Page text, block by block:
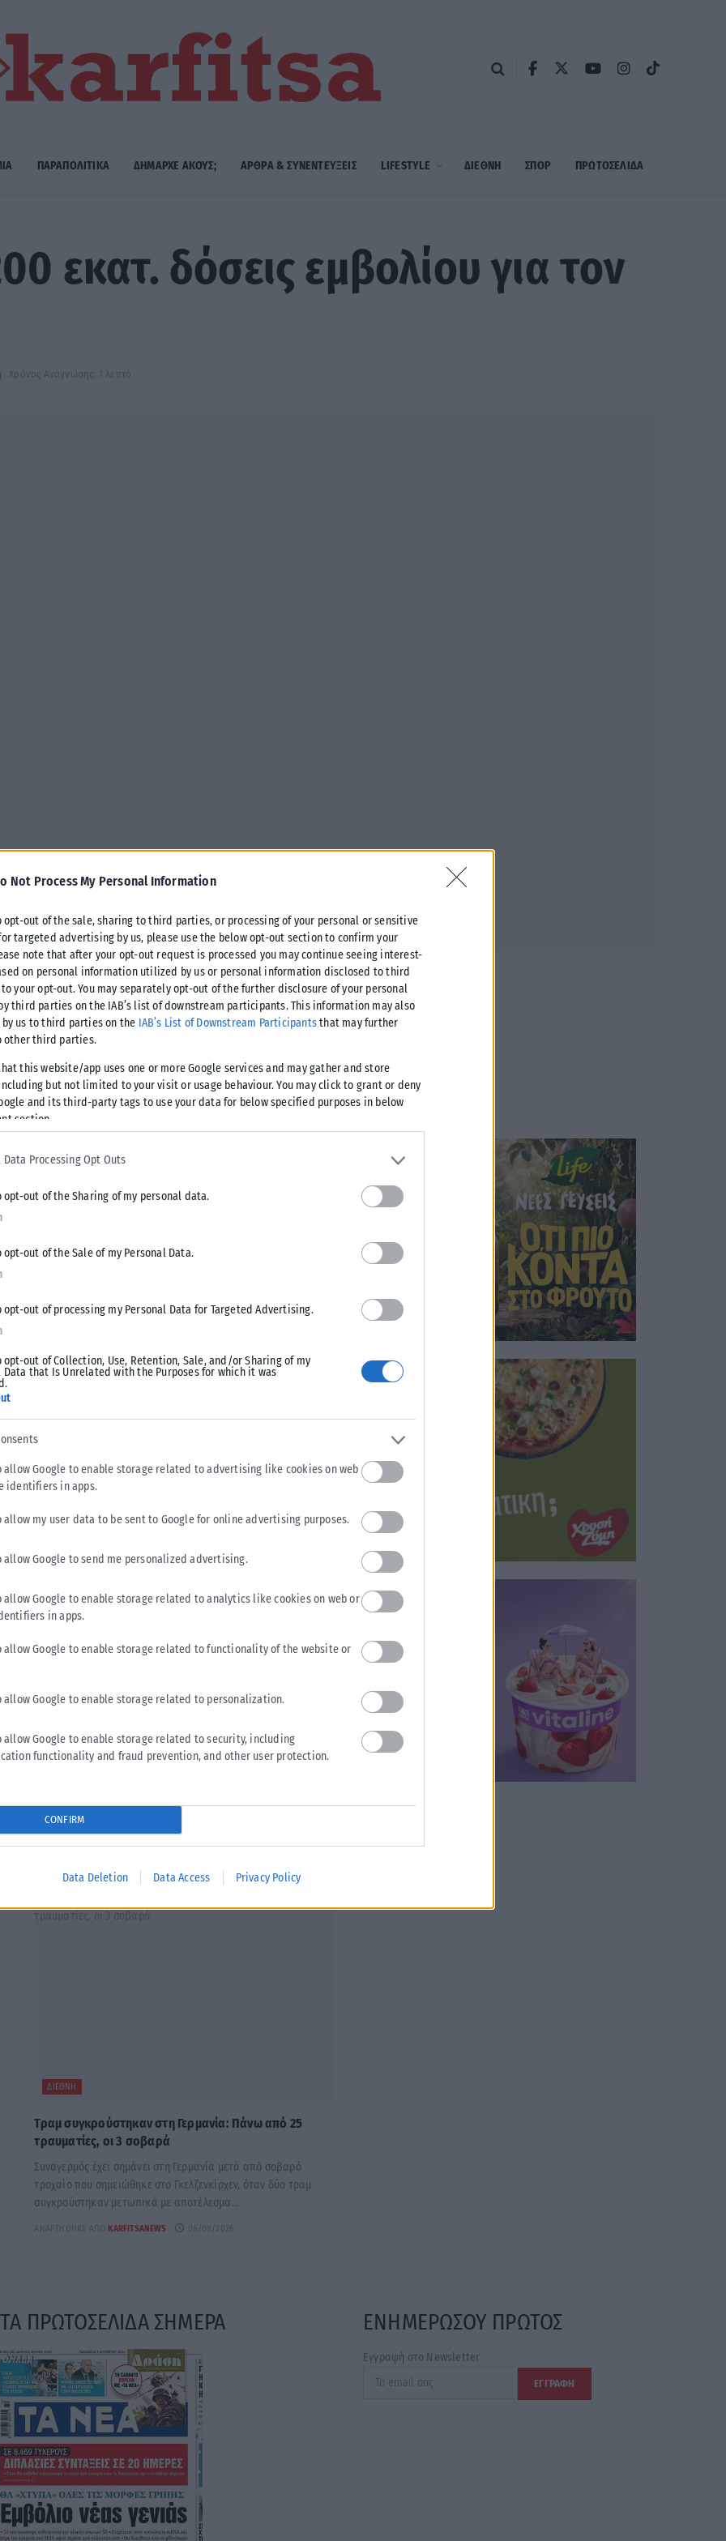
Not Process My Personal Information
opt-out of the sale, sharing to third parties, or processing of your personal or sensitive
targeted advertising by us, please use the below opt-out section to confirm your
note that after your opt-out request is processed you may continue seeing interest-
on personal information utilized by us or personal information disclosed to third
your opt-out. You may separately opt-out of the further disclosure of your personal
third parties on the IAB’s list of downstream participants. This information may also
by us to third parties on the IAB’s List of Downstream Participantsthat may further
other third parties.
this website/app uses one or more Google services and may gather and store
but not limited to your visit or usage behaviour. You may click to grant or deny
and its third-party tags to use your data for below specified purposes in below
section.
Data Processing Opt Outs
opt-out of the Sharing of my personal data.
opt-out of the Sale of my Personal Data.
opt-out of processing my Personal Data for Targeted Advertising.
opt-out of Collection, Use, Retention, Sale, and/or Sharing of my
Data that Is Unrelated with the Purposes for which it was
allow Google to enable storage related to advertising like cookies on web
identifiers in apps.
allow my user data to be sent to Google for online advertising purposes.
allow Google to send me personalized advertising.
allow Google to enable storage related to analytics like cookies on web or
in apps.
allow Google to enable storage related to functionality of the website or
allow Google to enable storage related to personalization.
allow Google to enable storage related to security, including
functionality and fraud prevention, and other user protection.
CONFIRM
Data Deletion Data Access Privacy Policy
ΠΑΡΑΠΟΛΙΤΙΚΑ ΔΗΜΑΡΧE ΑΚΟΥΣ; ΑΡΘΡΑ & ΣΥΝΕΝΤΕΥΞΕΙΣ LIFESTYLE ΔΙΕΘΝΗ ΣΠΟΡ ΠΡΩΤΟΣΈΛΙΔΑ
εκατ. δόσεις εμβολίου για τον
Χρόνος Ανάγνωσης: 1 λεπτό
δόσεις εμβολίων κατά του
ευρώ και έχει 120
πρόκειται να λάβει περισσότερα
έχει μειωθεί.
η Γερμανία απέσυρε 54 εκατομμύρια δόσεις του
εκατομμύρια το πρώτο τρίμηνο του 2023.
υψηλότερος. Το υπουργείο δεν έδωσε στοιχεία για τα
τόνισε επίσης ότι τα ομόσπονδα κρατίδια και οι
αναφέρουν τα απόβλητα εμβολίων.
σε απόθεμα, καθώς ο αριθμός όσων εμβολιάζονται έχει
ελέγχου ασθενειών της ΕΕ δείχνουν ότι συνολικά
της 5ης Ιουνίου. Και 1.462 άνθρωποι εμβολιάστηκαν τις
το φθινόπωρο, καθώς τα συστήματα υγείας
απίθανο να επηρεάσει τα 120 εκατομμύρια εμβόλια που
εκατομμυρίων ανθρώπων και έχει χορηγήσει συνολικά
πανδημίας.
ανέλθει σε δισεκατομμύρια ευρώ.
εμβολίων που σπαταλήθηκαν, ανέφερε ότι από τα 29
πρώτου τριμήνου του 2023, 5 εκατομμύρια ήταν Moderna,
Novavax.
λάβουν κι άλλες δόσεις λόγω του συμβολαίου της
που πρόκειται να λάβει το μπλοκ δεν είναι δημόσιος,
ότι ο αριθμός είναι 260 εκατομμύρια δόσεις που
ετών – ή 65 εκατομμύρια δόσεις ετησίως.
Send
ΔΙΕΘΝΉ
Τραμ συγκρούστηκαν στη Γερμανία: Πάνω από 25
τραυματίες, οι 3 σοβαρά
Συναγερμός έχει σημάνει στη Γερμανία μετά από σοβαρό
τροχαίο που σημειώθηκε στο Γκελζενκίρχεν, όταν δύο τραμ
συγκρούστηκαν μετωπικά με αποτέλεσμα...
ΑΝΑΡΤΉΘΗΚΕ ΑΠΌ KARFITSANEWS 06/08/2026
ΤΑ ΠΡΩΤΟΣΕΛΙΔΑ ΣΗΜΕΡΑ ΕΝΗΜΕΡΩΣΟΥ ΠΡΩΤΟΣ
Εγγραφή στο Newsletter